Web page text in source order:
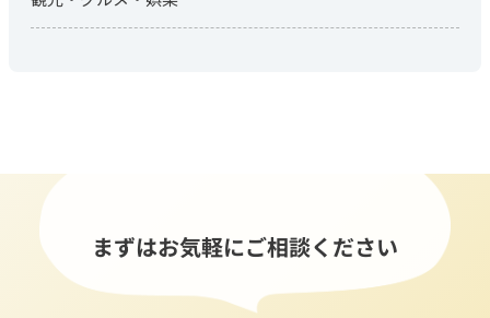
まずはお気軽にご相談ください